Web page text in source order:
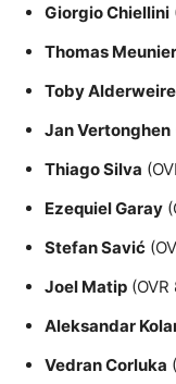
Giorgio Chiellini
Thomas Meunier
Toby
Jan Vertonghen
Thiago Silva
Ezequiel Garay
Stefan Savić
Joel Matip
Aleksandar
Vedran Corluka